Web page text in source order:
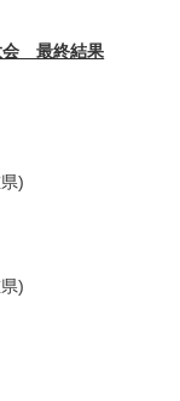
会 最終結果
)
)